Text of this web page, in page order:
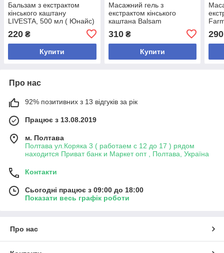
Бальзам з екстрактом
кінського каштану
LIVESTA, 500 мл ( Юнайс)
220 ₴
Купити
Масажний гель з
екстрактом кінського
каштана Balsam
Dr.C.Tuna) Farmasi 500 мл
Оригінал!
310₴
Купити
290
Про нас
92% позитивних з 13 відгуків за рік
Працює з 13.08.2019
м. Полтава
Полтава ул.Коряка 3 ( работаем с 12 до 17 ) рядом
находится Приват банк и Маркет опт , Полтава, Україна
Контакти
Сьогодні працює з 09:00 до 18:00
Показати весь графік роботи
Про нас